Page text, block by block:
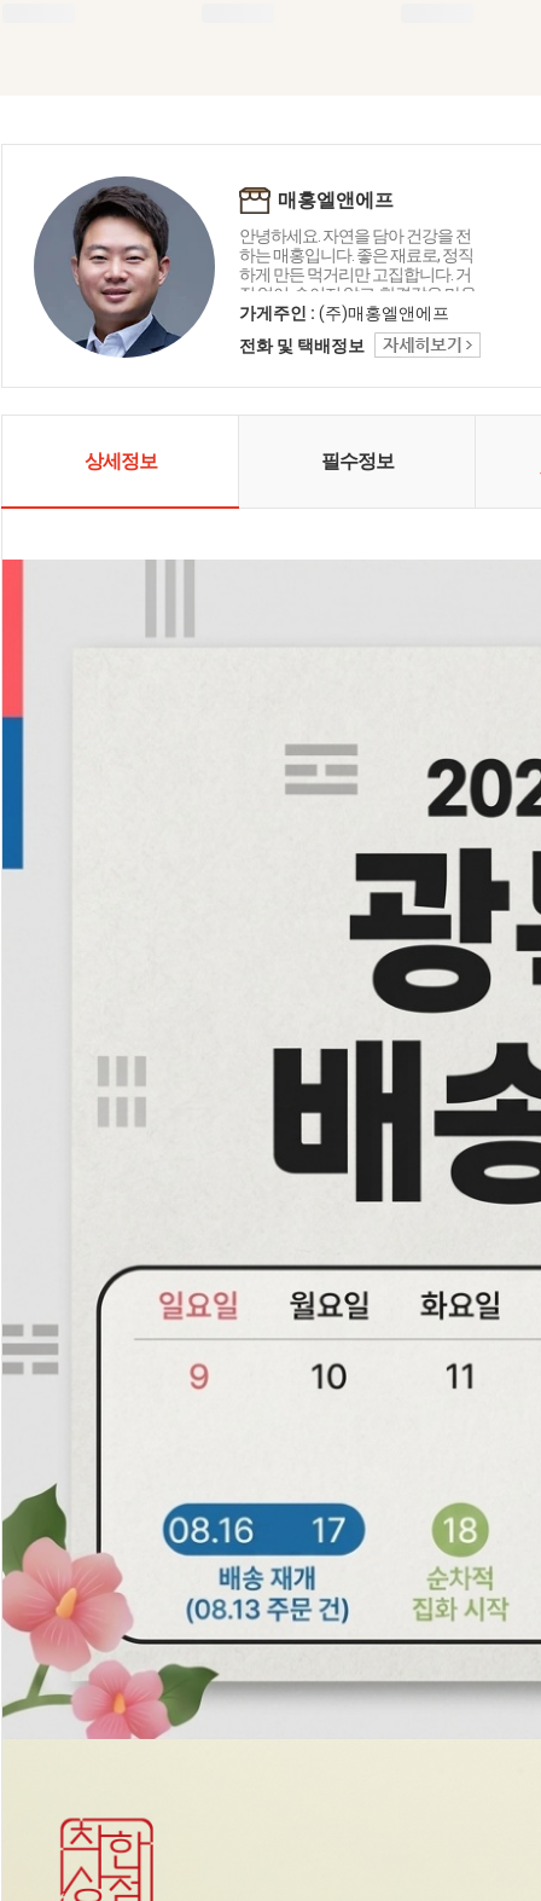
매홍엘앤에프
안녕하세요. 자연을 담아 건강을 전
하는 매홍입니다. 좋은 재료로, 정직
하게 만든 먹거리만 고집합니다. 거
짓 없이, 속이지 않고, 한결같은 마음
으로 만들었습니다. 고객님 식탁에
건강과 정(情)이 피어나길 바라는 마
음, 오늘도 자연 닮은 정성으로 한 그
가게주인 : (주)매홍엘앤에프
전화 및 택배정보
상세정보 필수정보